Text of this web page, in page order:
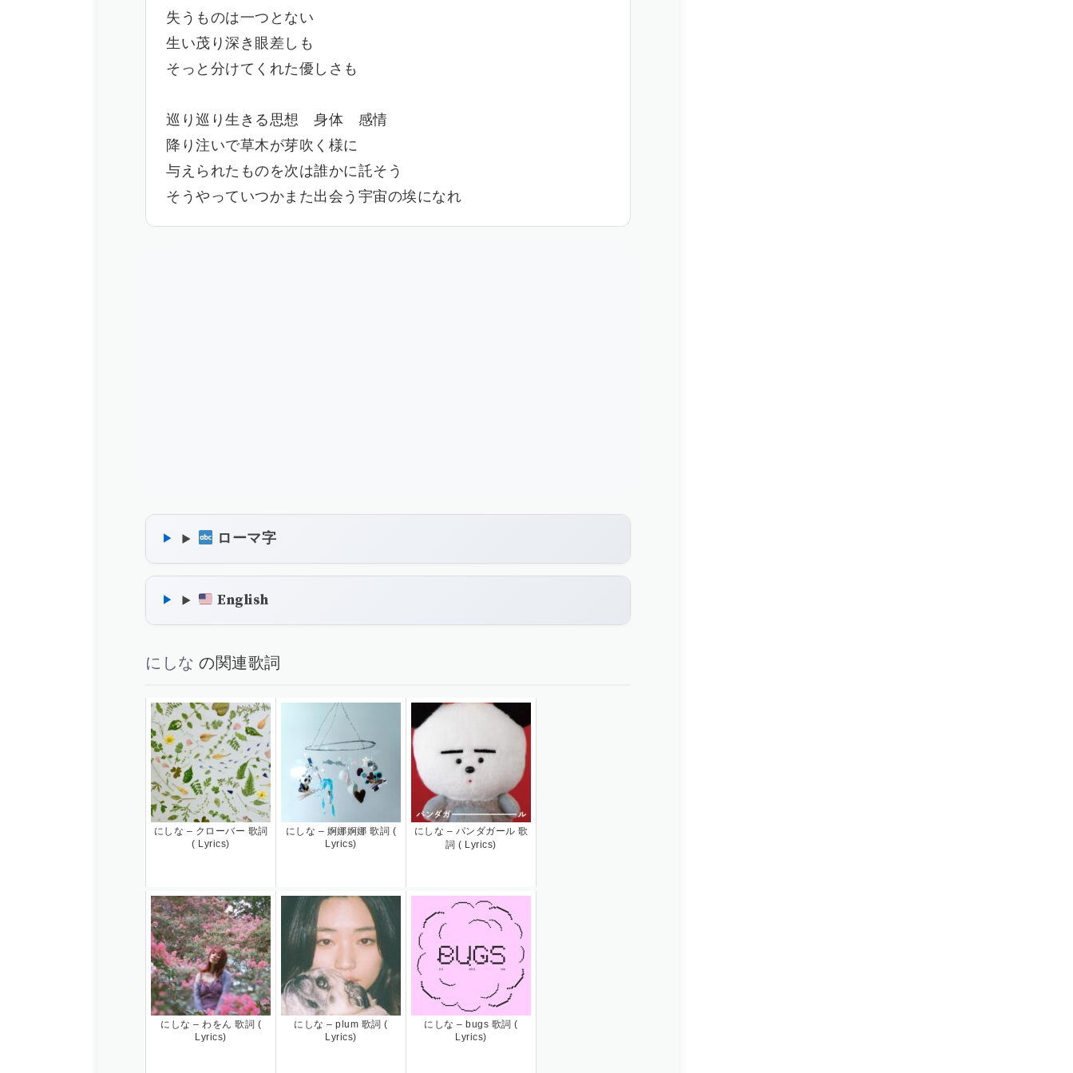
失うものは一つとない
生い茂り深き眼差しも
そっと分けてくれた優しさも
巡り巡り生きる思想 身体 感情
降り注いで草木が芽吹く様に
与えられたものを次は誰かに託そう
そうやっていつかまた出会う宇宙の埃になれ
ローマ字
English
にしな の関連歌詞
にしな – クローバー 歌詞
( Lyrics)
にしな – 婀娜婀娜 歌詞 (
Lyrics)
にしな – パンダガール 歌
詞 ( Lyrics)
にしな – わをん 歌詞 (
Lyrics)
にしな – plum 歌詞 (
Lyrics)
にしな – bugs 歌詞 (
Lyrics)